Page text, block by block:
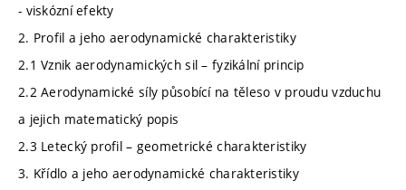
- viskózní efekty
2. Profil a jeho aerodynamické charakteristiky
2.1 Vznik aerodynamických sil – fyzikální princip
2.2 Aerodynamické síly působící na těleso v proudu vzduchu
a jejich matematický popis
2.3 Letecký profil – geometrické charakteristiky
3. Křídlo a jeho aerodynamické charakteristiky